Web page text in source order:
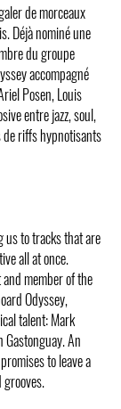
de morceaux
Déjà nominé une
du groupe
accompagné
Posen, Louis
entre jazz, soul,
riffs hypnotisants
us to tracks that are
all at once.
member of the
Odyssey,
talent: Mark
An
to leave a